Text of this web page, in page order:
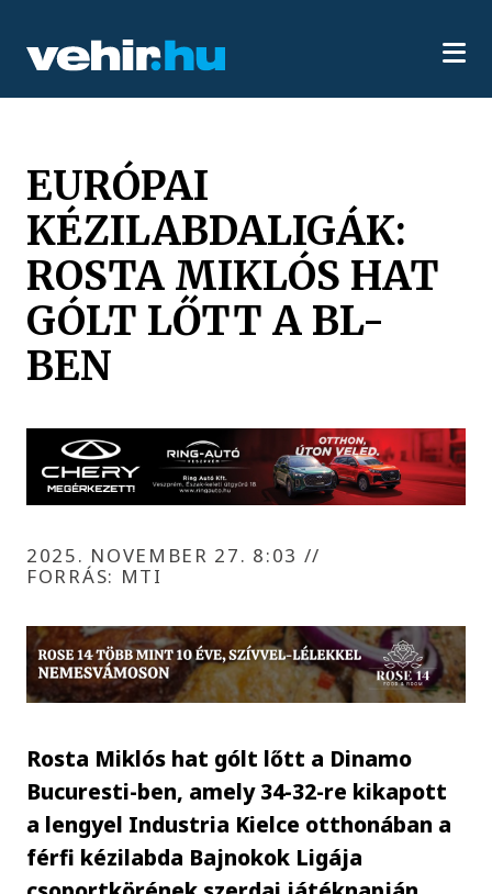
EURÓPAI
KÉZILABDALIGÁK:
ROSTA MIKLÓS HAT
GÓLT LŐTT A BL-
BEN
2025. NOVEMBER 27. 8:03 //
FORRÁS: MTI
Rosta Miklós hat gólt lőtt a Dinamo
Bucuresti-ben, amely 34-32-re kikapott
a lengyel Industria Kielce otthonában a
férfi kézilabda Bajnokok Ligája